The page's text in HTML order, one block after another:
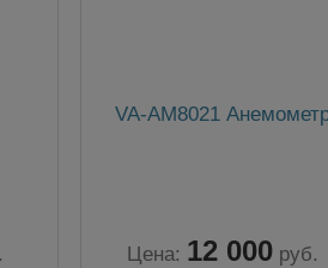
VA-AM8021
Цена: 12 000 руб.